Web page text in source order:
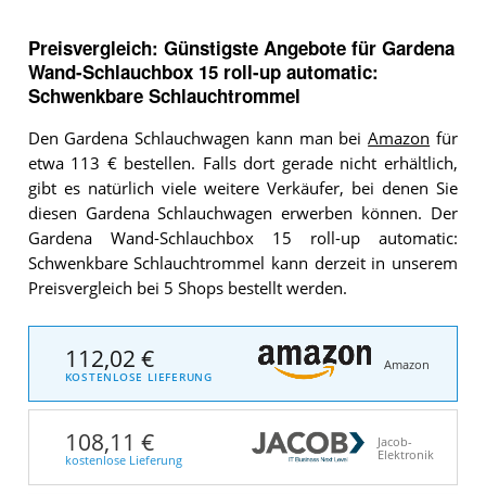
Preisvergleich: Günstigste Angebote für Gardena
Wand-Schlauchbox 15 roll-up automatic:
Schwenkbare Schlauchtrommel
Den Gardena Schlauchwagen kann man beiAmazon für
etwa 113 € bestellen. Falls dort gerade nicht erhältlich,
gibt es natürlich viele weitere Verkäufer, bei denen Sie
diesen Gardena Schlauchwagen erwerben können. Der
Gardena Wand-Schlauchbox 15 roll-up automatic:
Schwenkbare Schlauchtrommel kann derzeit in unserem
Preisvergleich bei 5 Shops bestellt werden.
112,02 €
KOSTENLOSE LIEFERUNG
Amazon
108,11 €
kostenlose Lieferung
Jacob-
Elektronik